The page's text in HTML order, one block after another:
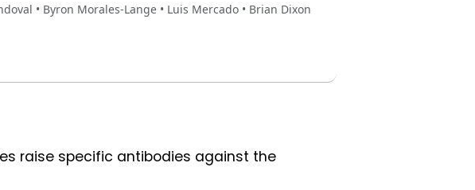
• Byron Morales-Lange • Luis Mercado • Brian Dixon
raise specific antibodies against the